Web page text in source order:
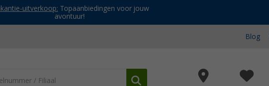
uitverkoop: Topaanbiedingen voor jouw
avontuur!
Blog